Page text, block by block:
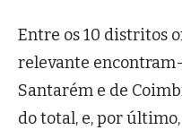
Entre os 10 distritos
relevante
Santarém e de
do total, e, por